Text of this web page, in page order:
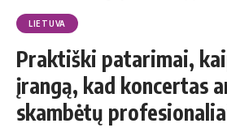
LIETUVA
Praktiški patarimai,
įrangą, kad koncertas
skambėtų